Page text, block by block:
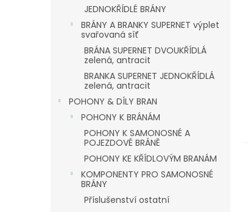
JEDNOKŘÍDLÉ BRÁNY
BRÁNY A BRANKY SUPERNET výplet
svařovaná síť
BRÁNA SUPERNET DVOUKŘÍDLÁ
zelená, antracit
BRANKA SUPERNET JEDNOKŘÍDLÁ
zelená, antracit
POHONY & DÍLY BRAN
POHONY K BRÁNÁM
POHONY K SAMONOSNÉ A
POJEZDOVÉ BRÁNĚ
POHONY KE KŘÍDLOVÝM BRANÁM
KOMPONENTY PRO SAMONOSNÉ
BRÁNY
Příslušenství ostatní